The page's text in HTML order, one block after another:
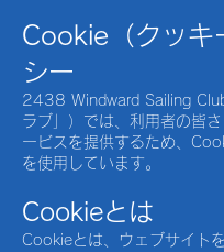
Cookie（クッキ
シー
2438 Windward Sailing
ラブ」）では、利用者の皆
ービスを提供するため、
を使用しています。
Cookieとは
Cookieとは、ウェブサイト